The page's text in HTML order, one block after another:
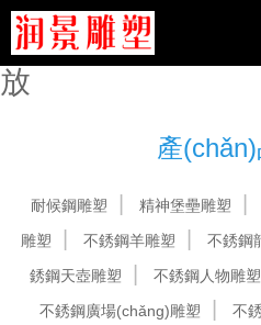
www4477_99热线
美_国产21在线
放
產
耐候鋼雕塑 精神堡壘雕塑
雕塑
不銹鋼羊雕塑 不銹鋼
銹鋼天壺雕塑
不銹鋼人物雕塑
不銹鋼廣場(chǎng)雕塑
不